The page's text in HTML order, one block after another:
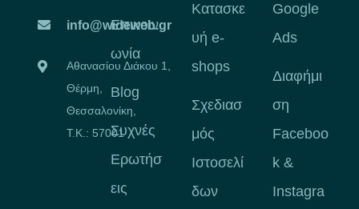
info@wideweb.gr
Αθανασίου Διάκου 1,
Θέρμη,
Θεσσαλονίκη,
Τ.Κ.: 57001
Επικοιν
ωνία
Blog
Συχνές
Ερωτήσ
εις
Κατασκε
υή e-
shops
Σχεδιασ
μός
Ιστοσελί
δων
Google
Ads
Διαφήμι
ση
Faceboo
k &
Instagra